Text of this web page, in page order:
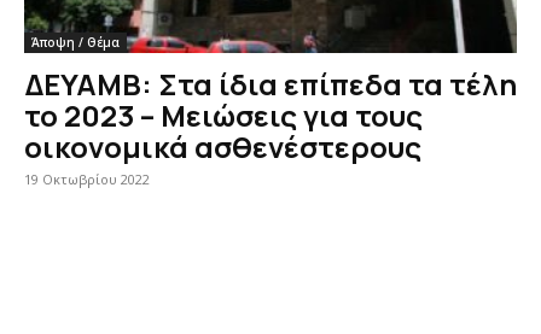
Άποψη / Θέμα
ΔΕΥΑΜΒ: Στα ίδια επίπεδα τα τέλη
το 2023 – Μειώσεις για τους
οικονομικά ασθενέστερους
19 Οκτωβρίου 2022